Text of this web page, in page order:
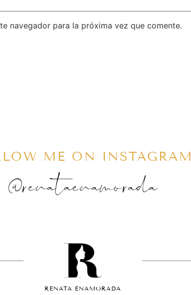
navegador para la próxima vez que comente.
ME ON INSTAGRAM
@renataenamorada
RENATA ENAMORADA